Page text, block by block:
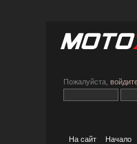
Пожалуйста,
На сайт Начало